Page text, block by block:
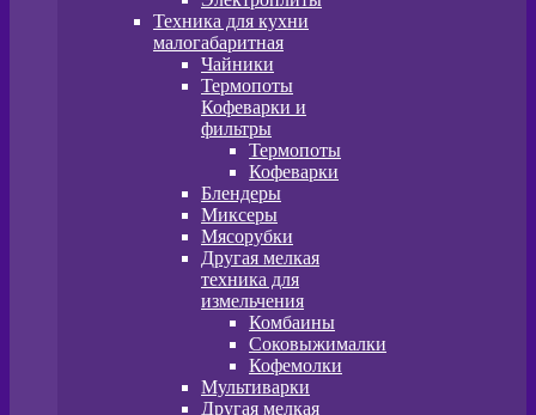
Техника для кухни
малогабаритная
Чайники
Термопоты
Кофеварки и
фильтры
Термопоты
Кофеварки
Блендеры
Миксеры
Мясорубки
Другая мелкая
техника для
измельчения
Комбаины
Соковыжималки
Кофемолки
Мультиварки
Другая мелкая